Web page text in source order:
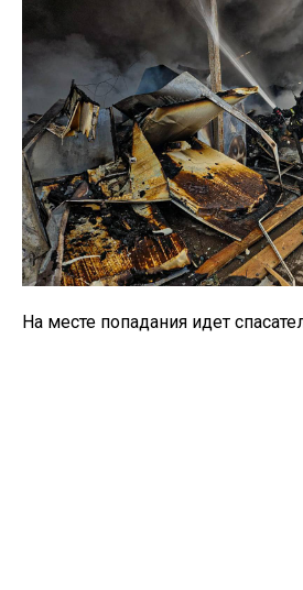
На месте попадания идет